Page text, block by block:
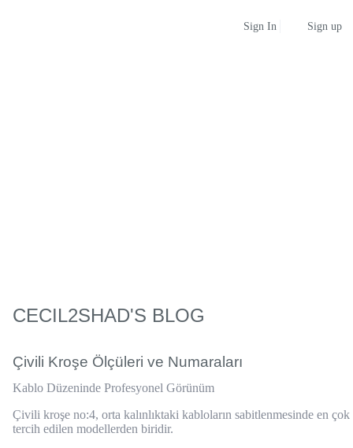
Sign In Sign up
CECIL2SHAD'S BLOG
Çivili Kroşe Ölçüleri ve Numaraları
Kablo Düzeninde Profesyonel Görünüm
Çivili kroşe no:4, orta kalınlıktaki kabloların sabitlenmesinde en çok
tercih edilen modellerden biridir.